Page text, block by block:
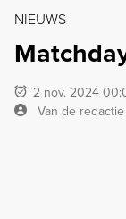
NIEUWS
2 nov. 2024
Van de redactie